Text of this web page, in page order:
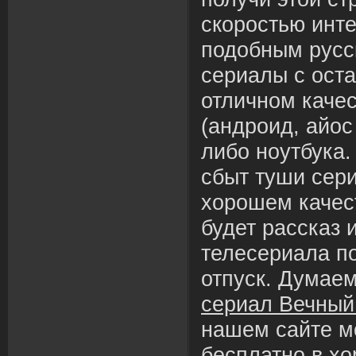
скоростью
подобным
сериалы с
отличном
(андроид,
либо
сбыт туши
хорошем
будет рассказ
телесериала
отпуск.
сериал Вечный
нашем сайте